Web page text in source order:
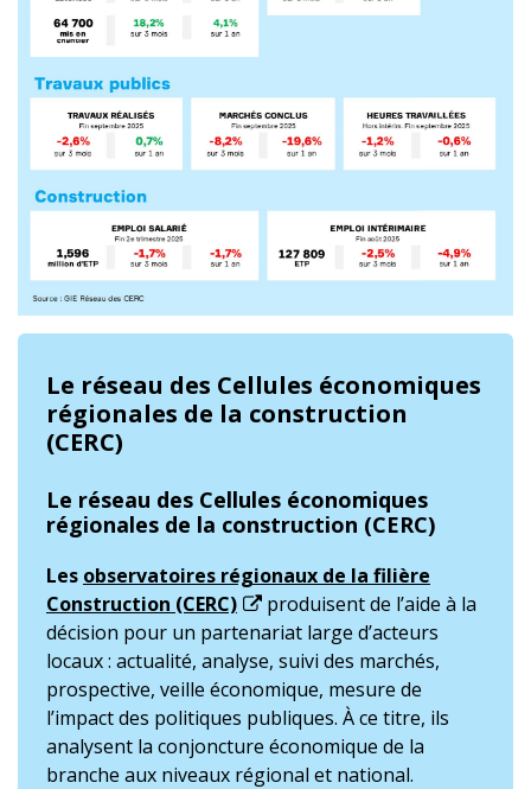
Le réseau des Cellules économiques
régionales de la construction
(CERC)
Le réseau des Cellules économiques
régionales de la construction (CERC)
Les observatoires régionaux de la filière
Construction (CERC)
produisent de l’aide à la
décision pour un partenariat large d’acteurs
locaux : actualité, analyse, suivi des marchés,
prospective, veille économique, mesure de
l’impact des politiques publiques. À ce titre, ils
analysent la conjoncture économique de la
branche aux niveaux régional et national.